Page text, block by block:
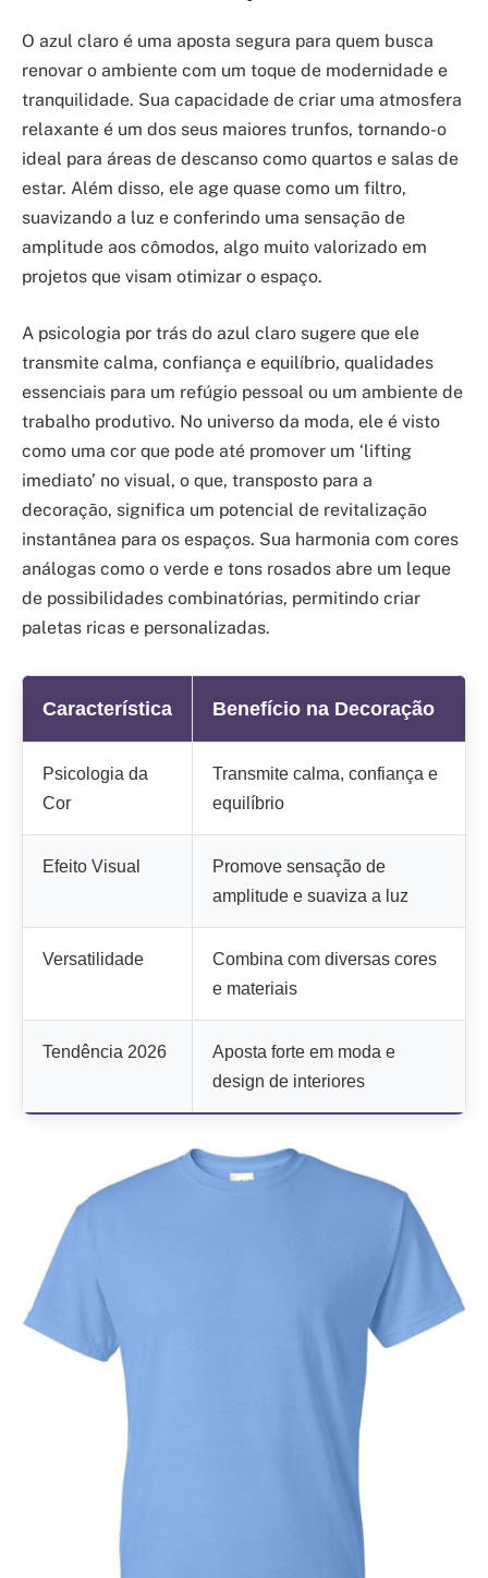
O azul claro é uma aposta segura para quem busca
renovar o ambiente com um toque de modernidade e
tranquilidade. Sua capacidade de criar uma atmosfera
relaxante é um dos seus maiores trunfos, tornando-o
ideal para áreas de descanso como quartos e salas de
estar. Além disso, ele age quase como um filtro,
suavizando a luz e conferindo uma sensação de
amplitude aos cômodos, algo muito valorizado em
projetos que visam otimizar o espaço.
A psicologia por trás do azul claro sugere que ele
transmite calma, confiança e equilíbrio, qualidades
essenciais para um refúgio pessoal ou um ambiente de
trabalho produtivo. No universo da moda, ele é visto
como uma cor que pode até promover um ‘lifting
imediato’ no visual, o que, transposto para a
decoração, significa um potencial de revitalização
instantânea para os espaços. Sua harmonia com cores
análogas como o verde e tons rosados abre um leque
de possibilidades combinatórias, permitindo criar
paletas ricas e personalizadas.
Característica Benefício na Decoração
Psicologia da
Cor
Transmite calma, confiança e
equilíbrio
Efeito Visual
Promove sensação de
amplitude e suaviza a luz
Versatilidade
Combina com diversas cores
e materiais
Tendência 2026
Aposta forte em moda e
design de interiores